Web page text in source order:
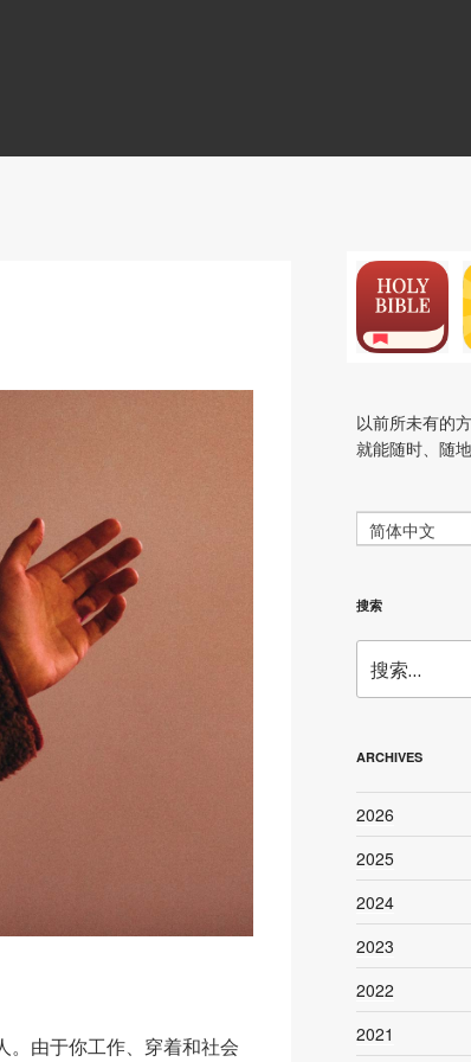
。由于你工作、穿着和社会
以前所未有的
就能随时、随
简体中文
搜索
索：
ARCHIVES
2026
2025
2024
2023
2022
2021